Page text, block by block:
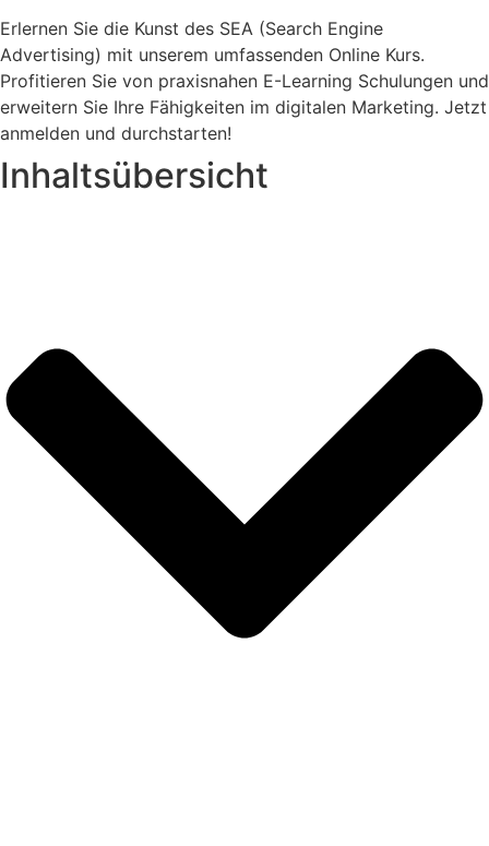
Erlernen Sie die Kunst des SEA (Search Engine
Advertising) mit unserem umfassenden Online Kurs.
Profitieren Sie von praxisnahen E-Learning Schulungen und
erweitern Sie Ihre Fähigkeiten im digitalen Marketing. Jetzt
anmelden und durchstarten!
Inhaltsübersicht